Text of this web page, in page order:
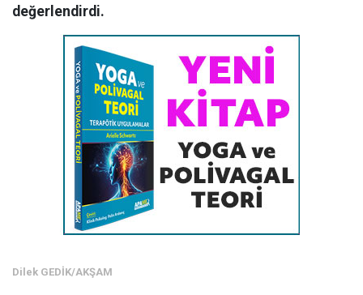
değerlendirdi.
Dilek GEDİK/AKŞAM